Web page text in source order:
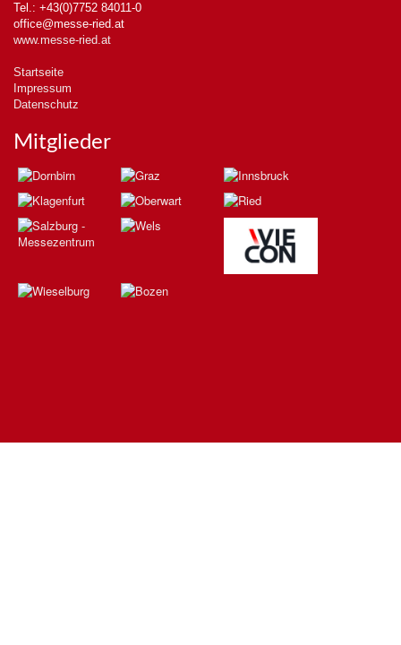
Tel.: +43(0)7752 84011-0
office@messe-ried.at
www.messe-ried.at
Startseite
Impressum
Datenschutz
Mitglieder